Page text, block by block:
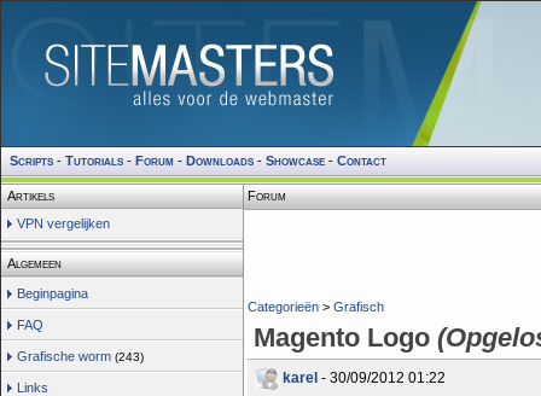
Scripts - Tutorials - Forum - Downloads - Showcase - Contact
Artikels
VPN vergelijken
Algemeen
Beginpagina
FAQ
Grafische worm (243)
Links
Forum
Categorieën > Grafisch
Magento Logo
karel - 30/09/2012 01:22